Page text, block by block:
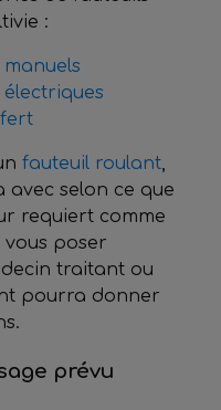
:
fauteuil roulant,
avec selon ce que
requiert comme
vous poser
traitant ou
pourra donner
prévu